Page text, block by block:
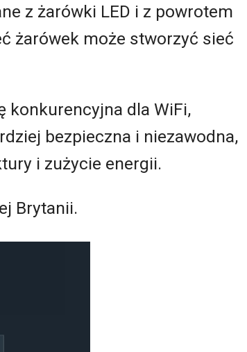
z żarówki LED i z powrotem
żarówek może stworzyć sieć
konkurencyjna dla WiFi,
bezpieczna i niezawodna,
i zużycie energii.
Brytanii.